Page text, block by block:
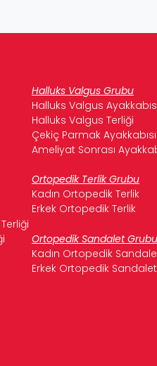
Halluks Valgus Grubu
Halluks Valgus
Halluks Valgus Terliği
Çekiç Parmak Ayakkabısı
Ameliyat Sonrası
Ortopedik Terlik Grubu
Kadın Ortopedik Terlik
Erkek Ortopedik Terlik
Ortopedik Sandalet Grubu
Kadın Ortopedik
Erkek Ortopedik Sandalet